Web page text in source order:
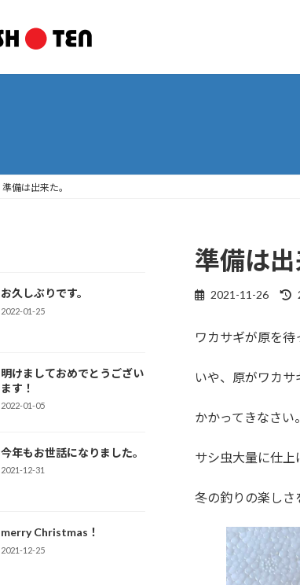
準備は出来た。
準備は出
2021-11-26
ワカサギが原を待
いや、原がワカサ
かかってきなさい
サシ虫大量に仕上
冬の釣りの楽しさ
お久しぶりです。
2022-01-25
明けましておめでとうござい
ます！
2022-01-05
今年もお世話になりました。
2021-12-31
merry Christmas！
2021-12-25